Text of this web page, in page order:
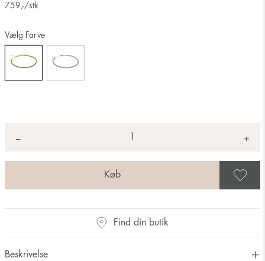
759 ,-/stk
Vælg Farve
− +
Find din butik
Beskrivelse